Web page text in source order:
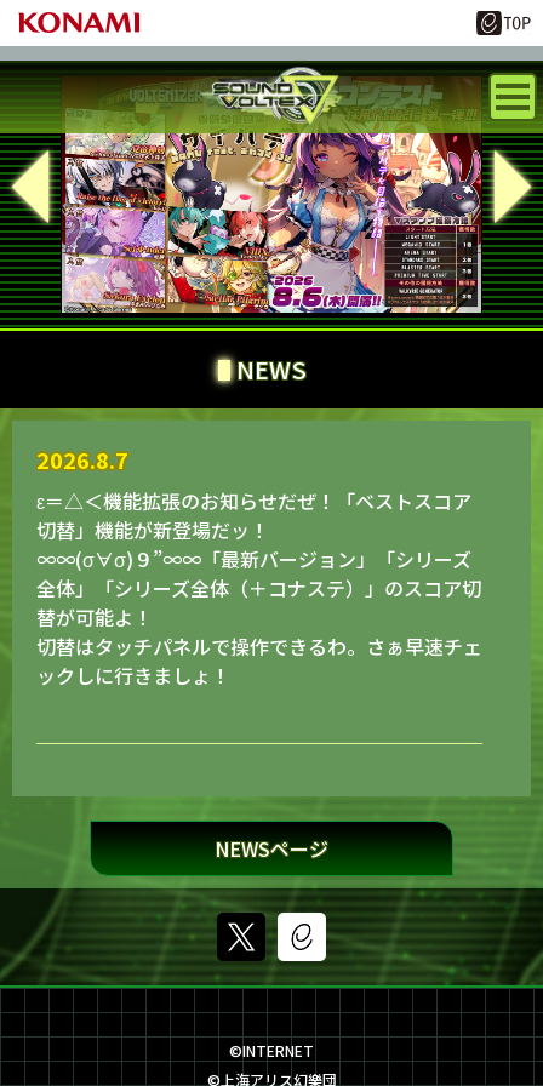
NEWS
2026.8.7
ε＝△＜機能拡張のお知らせだぜ！「ベストスコア
切替」機能が新登場だッ！
∞∞(σ∀σ)９”∞∞「最新バージョン」「シリーズ
全体」「シリーズ全体（＋コナステ）」のスコア切
替が可能よ！
切替はタッチパネルで操作できるわ。さぁ早速チェ
ックしに行きましょ！
(*'▽')ノ はわ！THE VOLTENIZER 2026 オリジナ
ル楽曲コンテストの採用楽曲が本日から配信開始デ
ス！
7つの演目のスタンプで、アナタもサイハテを目指
す物語に迷い込んでみまセンカ？
幕間にはパンフレットに記載の採用者サンのコメ
楽曲コメントはコチラ！
NEWSページ
©INTERNET
©上海アリス幻樂団